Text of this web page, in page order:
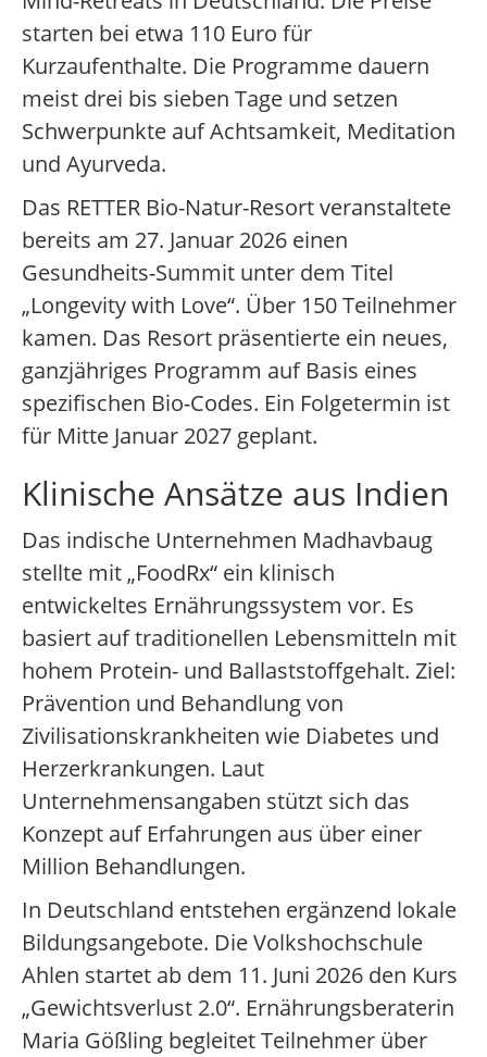
starten bei etwa 110 Euro für
Kurzaufenthalte. Die Programme dauern
meist drei bis sieben Tage und setzen
Schwerpunkte auf Achtsamkeit, Meditation
und Ayurveda.
Das RETTER Bio-Natur-Resort veranstaltete
bereits am 27. Januar 2026 einen
Gesundheits-Summit unter dem Titel
„Longevity with Love“. Über 150 Teilnehmer
kamen. Das Resort präsentierte ein neues,
ganzjähriges Programm auf Basis eines
spezifischen Bio-Codes. Ein Folgetermin ist
für Mitte Januar 2027 geplant.
Klinische Ansätze aus Indien
Das indische Unternehmen Madhavbaug
stellte mit „FoodRx“ ein klinisch
entwickeltes Ernährungssystem vor. Es
basiert auf traditionellen Lebensmitteln mit
hohem Protein- und Ballaststoffgehalt. Ziel:
Prävention und Behandlung von
Zivilisationskrankheiten wie Diabetes und
Herzerkrankungen. Laut
Unternehmensangaben stützt sich das
Konzept auf Erfahrungen aus über einer
Million Behandlungen.
In Deutschland entstehen ergänzend lokale
Bildungsangebote. Die Volkshochschule
Ahlen startet ab dem 11. Juni 2026 den Kurs
„Gewichtsverlust 2.0“. Ernährungsberaterin
Maria Gößling begleitet Teilnehmer über